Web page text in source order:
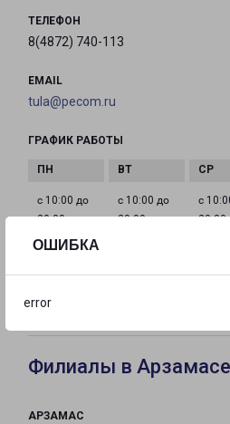
ОШИБКА
error
ТЕЛЕФОН
8(4872) 740-113
EMAIL
tula@pecom.ru
ГРАФИК РАБОТЫ
с 10:00 до
20:00
с 10:00 до
20:00
с
20:00
с 10:00 до
20:00
с 10:00 до
с
Филиалы в Арзамасе
АРЗАМАС